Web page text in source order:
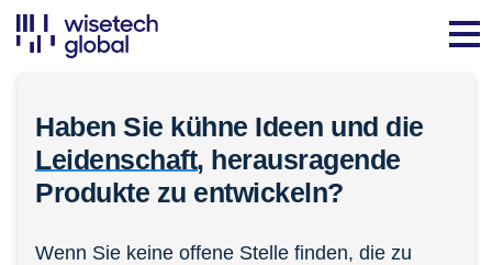
Haben Sie kühne Ideen und die
Leidenschaft, herausragende
Produkte zu entwickeln?
Wenn Sie keine offene Stelle finden, die zu